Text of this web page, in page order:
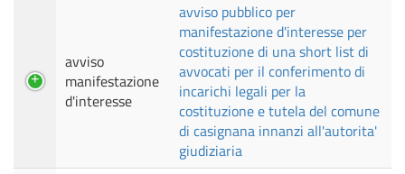
avviso
manifestazione
d'interesse
avviso pubblico per
manifestazione d'interesse per
costituzione di una short list di
avvocati per il conferimento di
incarichi legali per la
costituzione e tutela del comune
di casignana innanzi all'autorita'
giudiziaria